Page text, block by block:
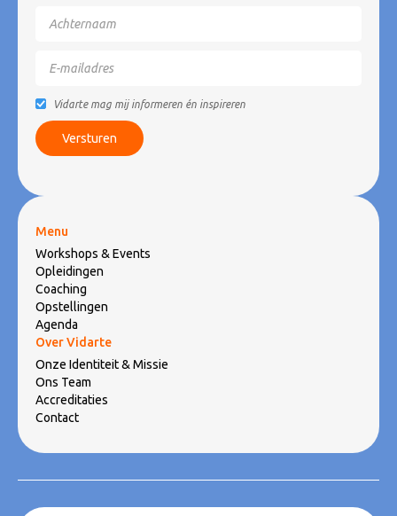
Vidarte mag mij informeren én inspireren
Menu
Workshops & Events
Opleidingen
Coaching
Opstellingen
Agenda
Over Vidarte
Onze Identiteit & Missie
Ons Team
Accreditaties
Contact